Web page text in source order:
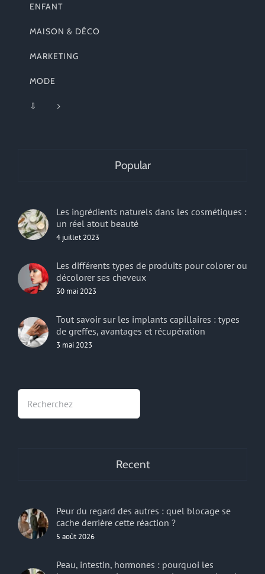
ENFANT
MAISON & DÉCO
MARKETING
MODE
⇩
Popular
Les ingrédients naturels dans les cosmétiques :
un réel atout beauté
4 juillet 2023
Les différents types de produits pour colorer ou
décolorer ses cheveux
30 mai 2023
Tout savoir sur les implants capillaires : types
de greffes, avantages et récupération
3 mai 2023
Recent
Peur du regard des autres : quel blocage se
cache derrière cette réaction ?
5 août 2026
Peau, intestin, hormones : pourquoi les